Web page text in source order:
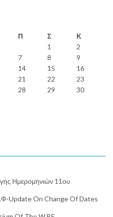
Π Σ
Κ
1
2
7 8
9
14 15
16
21 22
23
28 29
30
Ημερομηνιών 11ου
Update On Change Of Dates